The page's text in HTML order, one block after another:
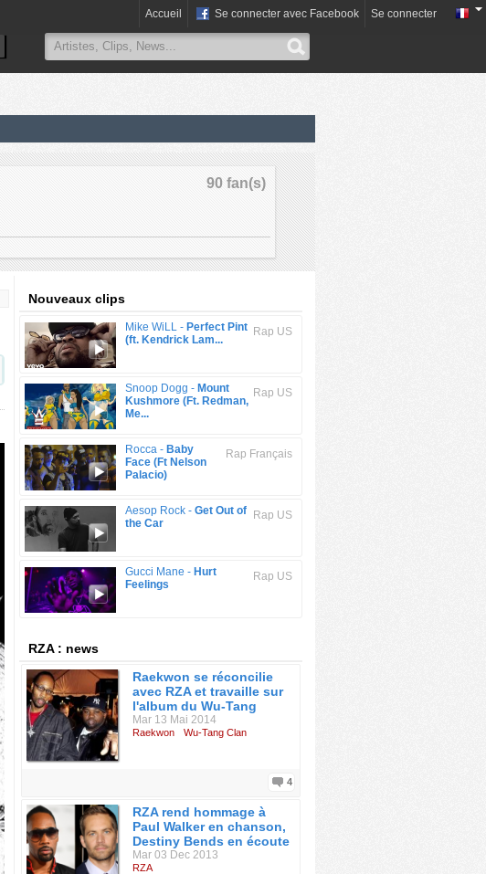
Accueil Se connecter avec Facebook Se connecter
90 fan(s)
Nouveaux clips
Rap US
Mike WiLL - Perfect Pint
(ft. Kendrick Lam...
Rap US
Snoop Dogg - Mount
Kushmore (Ft. Redman,
Me...
Rap Français
Rocca - Baby
Face (Ft Nelson
Palacio)
Rap US
Aesop Rock - Get Out of
the Car
Rap US
Gucci Mane - Hurt
Feelings
RZA : news
Raekwon se réconcilie
avec RZA et travaille sur
l'album du Wu-Tang
Mar 13 Mai 2014
Raekwon Wu-Tang Clan
4
RZA rend hommage à
Paul Walker en chanson,
Destiny Bends en écoute
Mar 03 Dec 2013
RZA